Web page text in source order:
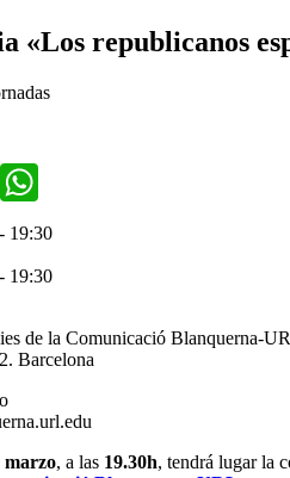
«Los republicanos
Email
19:30
19:30
de la Comunicació Blanquerna-
Barcelona
marzo, a las 19.30h, tendrá lugar la